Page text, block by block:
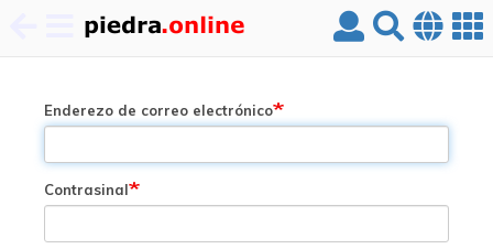
principal
Enderezo de correo electrónico
Contrasinal